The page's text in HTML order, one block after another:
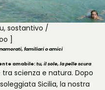
sostantivo /
]
familiari o amici
amabile:tu, il sole, la pelle scura
scienza e natura. Dopo
Sicilia, la nostra